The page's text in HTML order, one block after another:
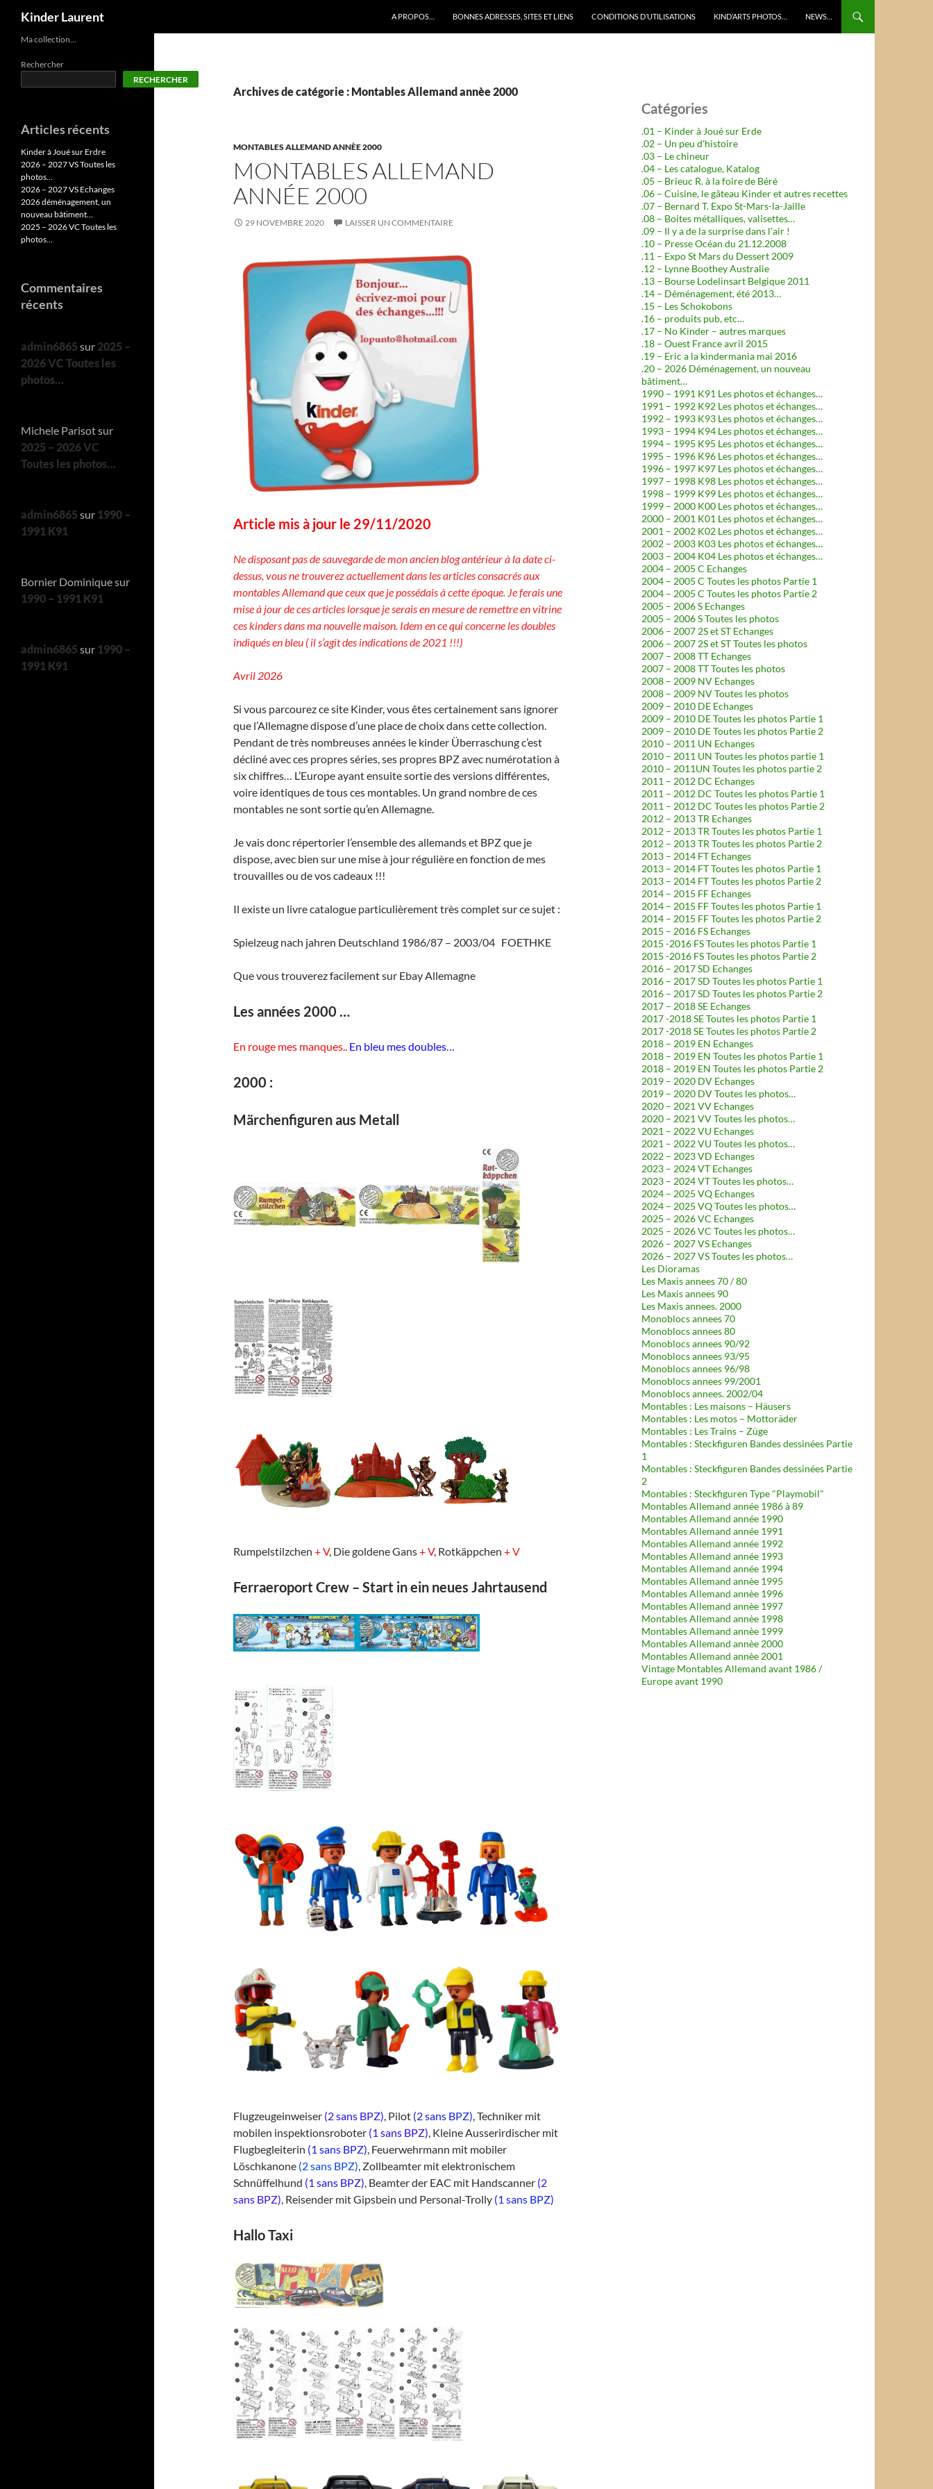
Aller
contenu
Kinder Laurent A PROPOS… BONNES ADRESSES, SITES ET LIENS CONDITIONS D’UTILISATIONS KIND’ARTS PHOTOS… NEWS…
Archives de catégorie : Montables Allemand annèe 2000
MONTABLES ALLEMAND ANNÈE 2000
MONTABLES ALLEMAND
ANNÉE 2000
29 NOVEMBRE 2020 LAISSER UN COMMENTAIRE
Article mis à jour le 29/11/2020
Ne disposant pas de sauvegarde de mon ancien blog antérieur à la date ci-
dessus, vous ne trouverez actuellement dans les articles consacrés aux
montables Allemand que ceux que je possédais à cette époque. Je ferais une
mise à jour de ces articles lorsque je serais en mesure de remettre en vitrine
ces kinders dans ma nouvelle maison. Idem en ce qui concerne les doubles
indiqués en bleu ( il s’agit des indications de 2021 !!!)
Avril 2026
Si vous parcourez ce site Kinder, vous êtes certainement sans ignorer
que l’Allemagne dispose d’une place de choix dans cette collection.
Pendant de très nombreuses années le kinder Überraschung c’est
décliné avec ces propres séries, ses propres BPZ avec numérotation à
six chiffres… L’Europe ayant ensuite sortie des versions différentes,
voire identiques de tous ces montables. Un grand nombre de ces
montables ne sont sortie qu’en Allemagne.
Je vais donc répertorier l’ensemble des allemands et BPZ que je
dispose, avec bien sur une mise à jour régulière en fonction de mes
trouvailles ou de vos cadeaux !!!
Il existe un livre catalogue particulièrement très complet sur ce sujet :
Spielzeug nach jahren Deutschland 1986/87 – 2003/04 FOETHKE
Que vous trouverez facilement sur Ebay Allemagne
Les années 2000 …
En rouge mes manques.. En bleu mes doubles…
2000 :
Märchenfiguren aus Metall
Rumpelstilzchen + V, Die goldene Gans+ V, Rotkäppchen + V
Ferraeroport Crew – Start in ein neues Jahrtausend
Flugzeugeinweiser (2 sans BPZ), Pilot (2 sans BPZ), Techniker mit
mobilen inspektionsroboter (1 sans BPZ), Kleine Ausserirdischer mit
Flugbegleiterin (1 sans BPZ), Feuerwehrmann mit mobiler
Löschkanone (2 sans BPZ), Zollbeamter mit elektronischem
Schnüffelhund (1 sans BPZ), Beamter der EAC mit Handscanner (2
sans BPZ), Reisender mit Gipsbein und Personal-Trolly (1 sans BPZ)
Hallo Taxi
Catégories
.01 – Kinder à Joué sur Erde
.02 – Un peu d'histoire
.03 – Le chineur
.04 – Les catalogue, Katalog
.05 – Brieuc R. à la foire de Béré
.06 – Cuisine, le gâteau Kinder et autres recettes
.07 – Bernard T. Expo St-Mars-la-Jaille
.08 – Boites métalliques, valisettes…
.09 – Il y a de la surprise dans l'air !
.10 – Presse Océan du 21.12.2008
.11 – Expo St Mars du Dessert 2009
.12 – Lynne Boothey Australie
.13 – Bourse Lodelinsart Belgique 2011
.14 – Déménagement, été 2013…
.15 – Les Schokobons
.16 – produits pub, etc…
.17 – No Kinder – autres marques
.18 – Ouest France avril 2015
.19 – Eric a la kindermania mai 2016
.20 – 2026 Déménagement, un nouveau
bâtiment…
1990 – 1991 K91 Les photos et échanges…
1991 – 1992 K92 Les photos et échanges…
1992 – 1993 K93 Les photos et échanges…
1993 – 1994 K94 Les photos et échanges…
1994 – 1995 K95 Les photos et échanges…
1995 – 1996 K96 Les photos et échanges…
1996 – 1997 K97 Les photos et échanges…
1997 – 1998 K98 Les photos et échanges…
1998 – 1999 K99 Les photos et échanges…
1999 – 2000 K00 Les photos et échanges…
2000 – 2001 K01 Les photos et échanges…
2001 – 2002 K02 Les photos et échanges…
2002 – 2003 K03 Les photos et échanges…
2003 – 2004 K04 Les photos et échanges…
2004 – 2005 C Echanges
2004 – 2005 C Toutes les photos Partie 1
2004 – 2005 C Toutes les photos Partie 2
2005 – 2006 S Echanges
2005 – 2006 S Toutes les photos
2006 – 2007 2S et ST Echanges
2006 – 2007 2S et ST Toutes les photos
2007 – 2008 TT Echanges
2007 – 2008 TT Toutes les photos
2008 – 2009 NV Echanges
2008 – 2009 NV Toutes les photos
2009 – 2010 DE Echanges
2009 – 2010 DE Toutes les photos Partie 1
2009 – 2010 DE Toutes les photos Partie 2
2010 – 2011 UN Echanges
2010 – 2011 UN Toutes les photos partie 1
2010 – 2011UN Toutes les photos partie 2
2011 – 2012 DC Echanges
2011 – 2012 DC Toutes les photos Partie 1
2011 – 2012 DC Toutes les photos Partie 2
2012 – 2013 TR Echanges
2012 – 2013 TR Toutes les photos Partie 1
2012 – 2013 TR Toutes les photos Partie 2
2013 – 2014 FT Echanges
2013 – 2014 FT Toutes les photos Partie 1
2013 – 2014 FT Toutes les photos Partie 2
2014 – 2015 FF Echanges
2014 – 2015 FF Toutes les photos Partie 1
2014 – 2015 FF Toutes les photos Partie 2
2015 – 2016 FS Echanges
2015 -2016 FS Toutes les photos Partie 1
2015 -2016 FS Toutes les photos Partie 2
2016 – 2017 SD Echanges
2016 – 2017 SD Toutes les photos Partie 1
2016 – 2017 SD Toutes les photos Partie 2
2017 – 2018 SE Echanges
2017 -2018 SE Toutes les photos Partie 1
2017 -2018 SE Toutes les photos Partie 2
2018 – 2019 EN Echanges
2018 – 2019 EN Toutes les photos Partie 1
2018 – 2019 EN Toutes les photos Partie 2
2019 – 2020 DV Echanges
2019 – 2020 DV Toutes les photos…
2020 – 2021 VV Echanges
2020 – 2021 VV Toutes les photos…
2021 – 2022 VU Echanges
2021 – 2022 VU Toutes les photos…
2022 – 2023 VD Echanges
2023 – 2024 VT Echanges
2023 – 2024 VT Toutes les photos…
2024 – 2025 VQ Echanges
2024 – 2025 VQ Toutes les photos…
2025 – 2026 VC Echanges
2025 – 2026 VC Toutes les photos…
2026 – 2027 VS Echanges
2026 – 2027 VS Toutes les photos…
Les Dioramas
Les Maxis annees 70 / 80
Les Maxis annees 90
Les Maxis annees. 2000
Monoblocs annees 70
Monoblocs annees 80
Monoblocs annees 90/92
Monoblocs annees 93/95
Monoblocs annees 96/98
Monoblocs annees 99/2001
Monoblocs annees. 2002/04
Montables : Les maisons – Häusers
Montables : Les motos – Mottoräder
Montables : Les Trains – Züge
Montables : Steckfiguren Bandes dessinées Partie
1
Montables : Steckfiguren Bandes dessinées Partie
2
Montables : Steckfiguren Type "Playmobil"
Montables Allemand année 1986 à 89
Montables Allemand année 1990
Montables Allemand année 1991
Montables Allemand année 1992
Montables Allemand année 1993
Montables Allemand année 1994
Montables Allemand annèe 1995
Montables Allemand annèe 1996
Montables Allemand annèe 1997
Montables Allemand annèe 1998
Montables Allemand annèe 1999
Montables Allemand annèe 2000
Montables Allemand annèe 2001
Vintage Montables Allemand avant 1986 /
Europe avant 1990
Ma collection…
Rechercher
RECHERCHER
Articles récents
Kinder à Joué sur Erdre
2026 – 2027 VS Toutes les
photos…
2026 – 2027 VS Echanges
2026 déménagement, un
nouveau bâtiment…
2025 – 2026 VC Toutes les
photos…
Commentaires
récents
admin6865 sur 2025 –
2026 VC Toutes les
photos…
Michele Parisotsur
2025 – 2026 VC
Toutes les photos…
admin6865 sur 1990 –
1991 K91
Bornier Dominiquesur
1990 – 1991 K91
admin6865 sur 1990 –
1991 K91